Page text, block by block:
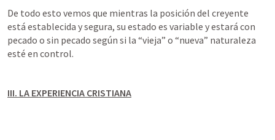
De todo esto vemos que mientras la posición del creyente
está establecida y segura, su estado es variable y estará con
pecado o sin pecado según si la “vieja” o “nueva” naturaleza
esté en control.
III. LA EXPERIENCIA CRISTIANA